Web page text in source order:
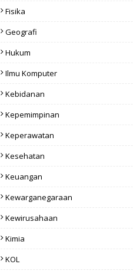
Fisika
Geografi
Hukum
Ilmu Komputer
Kebidanan
Kepemimpinan
Keperawatan
Kesehatan
Keuangan
Kewarganegaraan
Kewirusahaan
Kimia
KOL